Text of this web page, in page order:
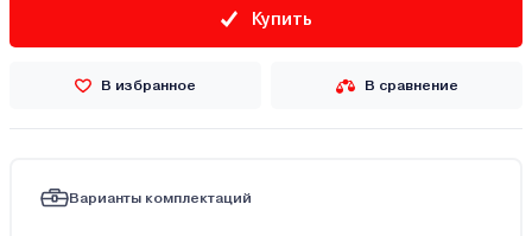
Купить
В избранное В сравнение
Варианты комплектаций